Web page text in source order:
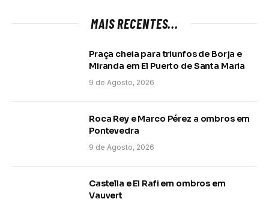
MAIS RECENTES...
Praça cheia para triunfos de Borja e
Miranda em El Puerto de Santa Maria
9 de Agosto, 2026
Roca Rey e Marco Pérez a ombros em
Pontevedra
9 de Agosto, 2026
Castella e El Rafi em ombros em
Vauvert